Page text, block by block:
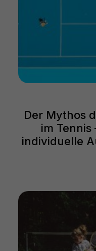
Der Mythos
im Tennis
individuelle